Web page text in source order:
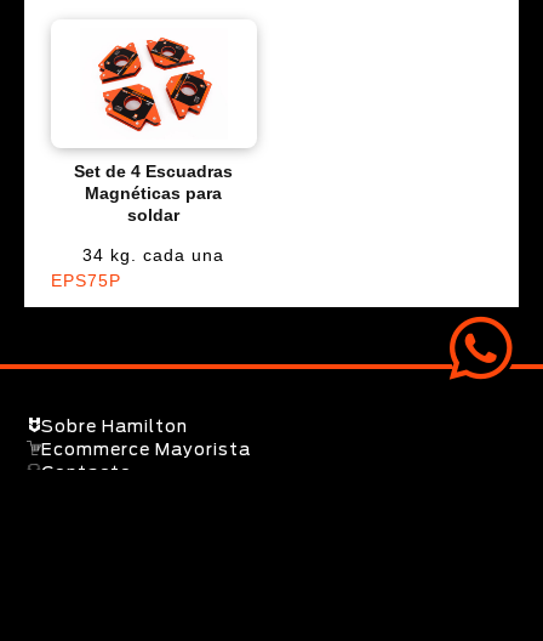
Set de 4 Escuadras
Magnéticas para
soldar
34 kg. cada una
EPS75P
Sobre Hamilton
Ecommerce Mayorista
Contacto